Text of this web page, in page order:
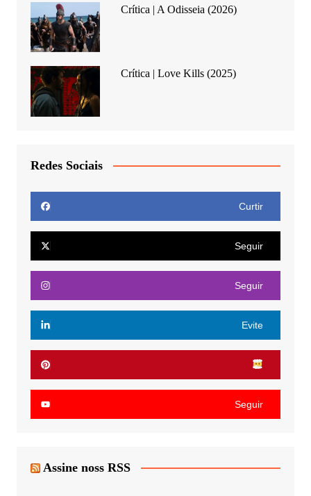
Crítica | A Odisseia (2026)
Crítica | Love Kills (2025)
Redes Sociais
Curtir
Seguir
Seguir
Evite
Seguir
Assine noss RSS